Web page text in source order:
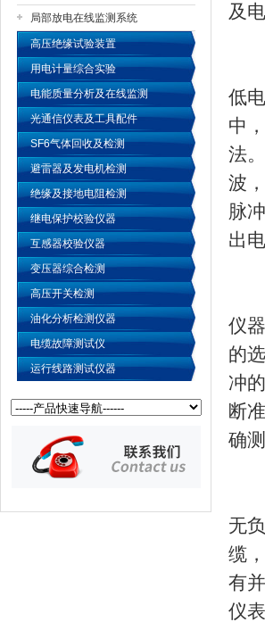
局部放电在线监测系统
高压绝缘试验装置
用电计量综合实验
电能质量分析及在线监测
光通信仪表及工具配件
SF6气体回收及检测
避雷器及发电机检测
绝缘及接地电阻检测
继电保护校验仪器
互感器校验仪器
变压器综合检测
高压开关检测
油化分析检测仪器
电缆故障测试仪
运行线路测试仪器
及
在
低
中
法
波
脉
出
而
仪
的
冲
断
确
电
无
缆
有
仪